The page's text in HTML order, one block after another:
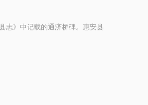
志》中记载的通济桥碑。惠安县